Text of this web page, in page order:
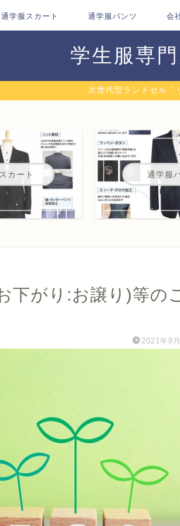
通学服スカート 通学服パンツ 会
学生服専
次世代型ランドセル「
カート 通学服
下がり:お譲り)等の
2021年9